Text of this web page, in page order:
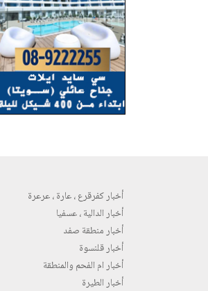
أخبار كفرقرع ، عارة ، عرعرة
أخبار الدالية ، عسفيا
أخبار منطقة صفد
أخبار قلنسوة
أخبار ام الفحم والمنطقة
أخبار الطيرة